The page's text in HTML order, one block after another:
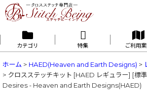
カテゴリ 特集 ご利用
ホーム > HAED(Heaven and Earth Designs) >
> クロスステッチキット [HAED レギュラー] [標
Desires - Heaven and Earth Designs(HAED)